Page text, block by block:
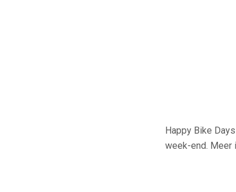
Happy Bike
week-end. Meer